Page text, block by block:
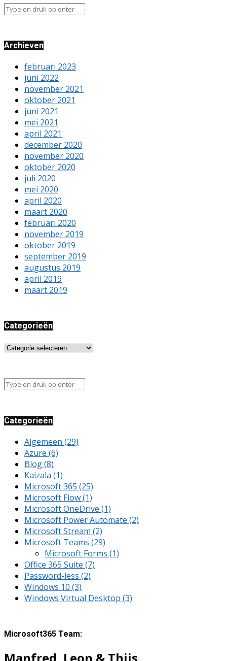
Archieven
februari 2023
juni 2022
november 2021
oktober 2021
juni 2021
mei 2021
april 2021
december 2020
november 2020
oktober 2020
juli 2020
mei 2020
april 2020
maart 2020
februari 2020
november 2019
oktober 2019
september 2019
augustus 2019
april 2019
maart 2019
Categorieën
Categorieën
Categorieën
Algemeen (29)
Azure (6)
Blog(8)
Kaizala (1)
Microsoft 365 (25)
Microsoft Flow(1)
Microsoft OneDrive (1)
Microsoft Power Automate (2)
Microsoft Stream (2)
Microsoft Teams (29)
Microsoft Forms (1)
Office 365 Suite (7)
Password-less (2)
Windows 10 (3)
Windows Virtual Desktop (3)
Microsoft365 Team: